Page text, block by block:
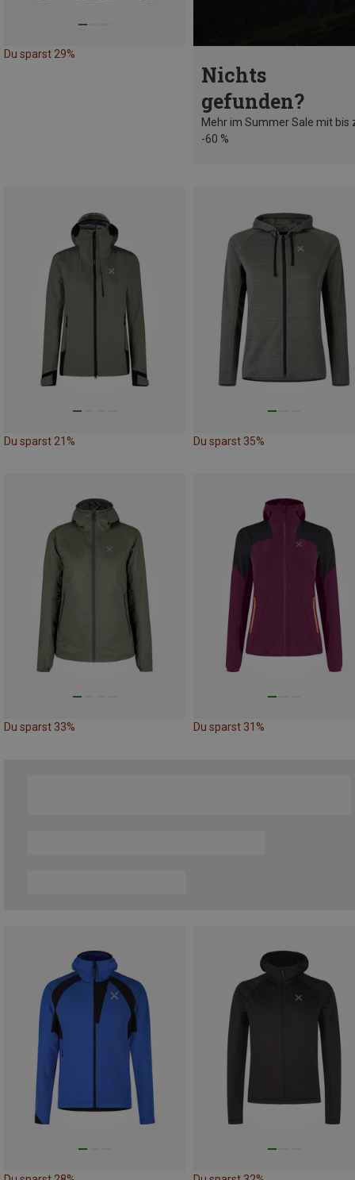
Du sparst 29%
Nichts
gefunden?
Mehr im Summer Sale mit bis
-60 %
Du sparst 21% Du sparst 35%
Du sparst 33% Du sparst 31%